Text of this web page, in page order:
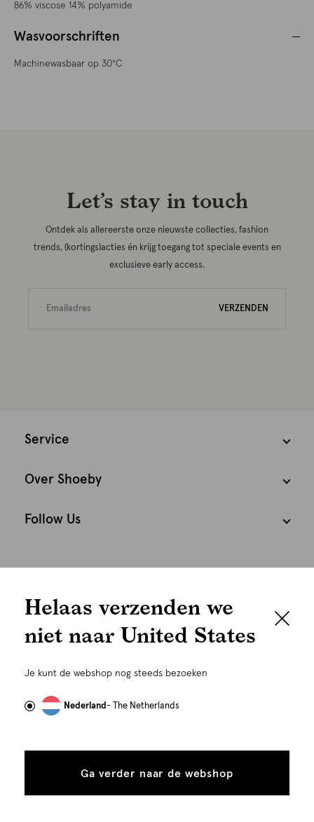
graag persoonlijk
gebruiken wij cookies en daarmee vergelijkbare
om advertenties te personaliseren...
tonen
toestaan
86% viscose 14% polyamide
Wasvoorschriften
Machinewasbaar op 30°C
Let’s stay in touch
Ontdek als allereerste onze nieuwste collecties, fashion
trends, (kortings)acties én krijg toegang tot speciale events en
exclusieve early access.
VERZENDEN
Service
Over Shoeby
Follow Us
Alle rechten voorbehouden. Shoeby 2026
Helaas verzenden we
niet naar United States
Je kunt de webshop nog steeds bezoeken
Nederland- The Netherlands
Ga verder naar de webshop